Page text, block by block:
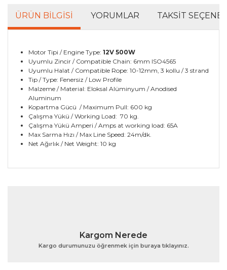
ÜRÜN BILGISI YORUMLAR TAKSIT
Motor Tipi / Engine Type: 12V 500W
Uyumlu Zincir / Compatible Chain: 6mm ISO4565
Uyumlu Halat / Compatible Rope: 10-12mm, 3 kollu / 3 strand
Tip / Type: Fenersiz / Low Profile
Malzeme / Material: Eloksal Alüminyum / Anodised
Aluminum
Kopartma Gücü / Maximum Pull: 600 kg
Çalışma Yükü / Working Load: 70 kg.
Çalışma Yükü Amperi / Amps at working load: 65A
Max Sarma Hızı / Max Line Speed: 24m/dk.
Net Ağırlık / Net Weight: 10 kg
Bu ürünün fiyat bilgisi, resim, ürün açıklamalarında ve
Ürün açıklamasında eksik bilgiler bulunuyor.
Kargom Nerede
Kargo durumunuzu öğrenmek için buraya tıklayınız.